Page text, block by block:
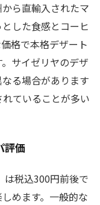
ら直輸入されたマ
した食感とコーヒ
格で本格デザート
サイゼリヤのデザ
る場合があります
ていることが多い
評価
は税込300円前後で
めます。一般的な